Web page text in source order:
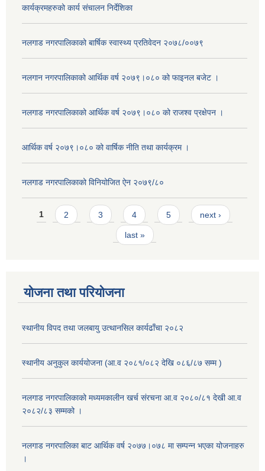
कार्यक्रमहरुको कार्य संचालन निर्देशिका
नलगाड नगरपालिकाको बार्षिक स्वास्थ्य प्रतिवेदन २०७८/००७९
नलगान नगरपालिकाको आर्थिक वर्ष २०७९।०८० को फाइनल बजेट ।
नलगाड नगरपालिकाको आर्थिक वर्ष २०७९।०८० को राजश्व प्रक्षेपन ।
आर्थिक वर्ष २०७९।०८० को वार्षिक नीति तथा कार्यक्रम ।
नलगाड नगरपालिकाको विनियोजित ऐन २०७९/८०
Pages
1 2 3 4 5 next ›
last »
योजना तथा परियोजना
स्थानीय विपद तथा जलबायु उत्थानसिल कार्यढाँचा २०८२
स्थानीय अनुकुल कार्ययोजना (आ.व २०८१/०८२ देखि ०८६/८७ सम्म )
नलगाड नगरपालिकाको मध्यमकालीन खर्च संरचना आ.व २०८०/८१ देखी आ.व
२०८२/८३ सम्मको ।
नलगाड नगरपालिका बाट आर्थिक वर्ष २०७७।०७८ मा सम्पन्न भएका योजनाहरु
।